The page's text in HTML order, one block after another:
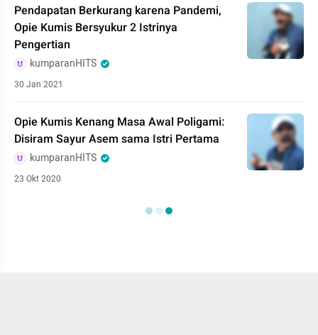
Pendapatan Berkurang karena Pandemi,
Opie Kumis Bersyukur 2 Istrinya
Pengertian
kumparanHITS
30 Jan 2021
Opie Kumis Kenang Masa Awal Poligami:
Disiram Sayur Asem sama Istri Pertama
kumparanHITS
23 Okt 2020